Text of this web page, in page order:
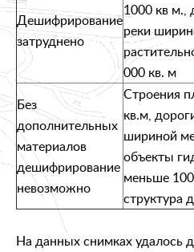
Дешифрирование
затруднено
1000 кв м.,
реки
000 кв. м
Без
дополнительных
материалов
дешифрирование
невозможно
Строения
кв.м,
шириной
объекты
меньше
структура
На данных снимках удалось